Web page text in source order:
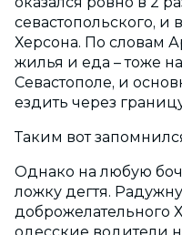
севастопольского, и
Херсона. По словам
жилья и еда – тоже
Севастополе, и
ездить через
Таким вот
Однако на любую
ложку дегтя.
доброжелательного